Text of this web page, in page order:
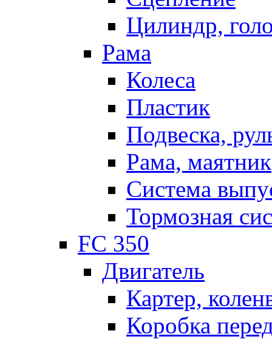
Цилиндр,
Рама
Колеса
Пластик
Подвеска,
Рама, маятник
Система
Тормозная
FC 350
Двигатель
Картер,
Коробка